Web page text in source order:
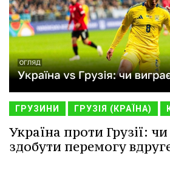
ГРУЗИНИ ГРУЗІЯ (КРАЇНА)
Україна проти Грузії:
здобути перемогу